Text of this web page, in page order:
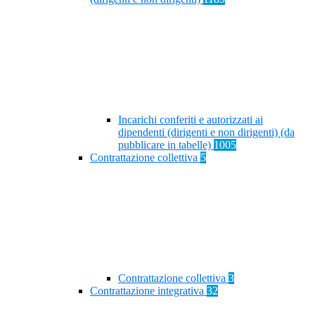
Incarichi conferiti e autorizzati ai
dipendenti (dirigenti e non dirigenti) (da
pubblicare in tabelle) 1005
Contrattazione collettiva 5
Contrattazione collettiva 3
Contrattazione integrativa 32